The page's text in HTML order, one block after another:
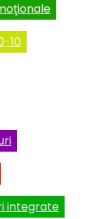
10
integrate